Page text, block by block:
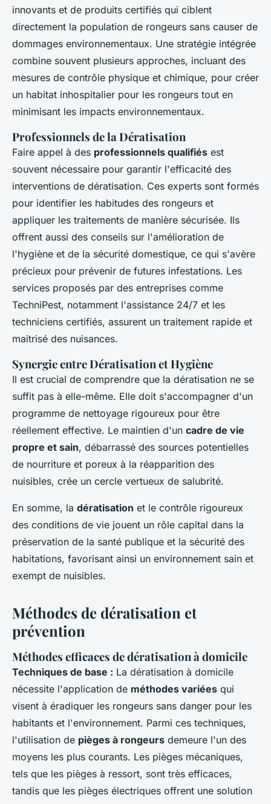
innovants et de produits certifiés qui ciblent
directement la population de rongeurs sans causer de
dommages environnementaux. Une stratégie intégrée
combine souvent plusieurs approches, incluant des
mesures de contrôle physique et chimique, pour créer
un habitat inhospitalier pour les rongeurs tout en
minimisant les impacts environnementaux.
Professionnels de la Dératisation
Faire appel à des professionnels qualifiés est
souvent nécessaire pour garantir l'efficacité des
interventions de dératisation. Ces experts sont formés
pour identifier les habitudes des rongeurs et
appliquer les traitements de manière sécurisée. Ils
offrent aussi des conseils sur l'amélioration de
l'hygiène et de la sécurité domestique, ce qui s'avère
précieux pour prévenir de futures infestations. Les
services proposés par des entreprises comme
TechniPest, notamment l'assistance 24/7 et les
techniciens certifiés, assurent un traitement rapide et
maitrisé des nuisances.
Synergie entre Dératisation et Hygiène
Il est crucial de comprendre que la dératisation ne se
suffit pas à elle-même. Elle doit s'accompagner d'un
programme de nettoyage rigoureux pour être
réellement effective. Le maintien d'un cadre de vie
propre et sain, débarrassé des sources potentielles
de nourriture et poreux à la réapparition des
nuisibles, crée un cercle vertueux de salubrité.
En somme, la dératisation et le contrôle rigoureux
des conditions de vie jouent un rôle capital dans la
préservation de la santé publique et la sécurité des
habitations, favorisant ainsi un environnement sain et
exempt de nuisibles.
Méthodes de dératisation et
prévention
Méthodes efficaces de dératisation à domicile
Techniques de base : La dératisation à domicile
nécessite l'application de méthodes variées qui
visent à éradiquer les rongeurs sans danger pour les
habitants et l'environnement. Parmi ces techniques,
l'utilisation de pièges à rongeurs demeure l'un des
moyens les plus courants. Les pièges mécaniques,
tels que les pièges à ressort, sont très efficaces,
tandis que les pièges électriques offrent une solution